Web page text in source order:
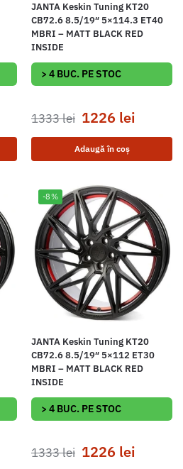
JANTA Keskin Tuning KT20
CB72.6 8.5/19″ 5×114.3 ET40
MBRI – MATT BLACK RED
INSIDE
> 4 BUC. PE STOC
1333lei 1226 lei
Adaugă în coș
-8%
JANTA Keskin Tuning KT20
CB72.6 8.5/19″ 5×112 ET30
MBRI – MATT BLACK RED
INSIDE
> 4 BUC. PE STOC
1333lei 1226 lei